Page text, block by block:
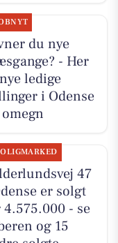
du nye
- Her
ledige
i Odense
47
er solgt
- se
og 15